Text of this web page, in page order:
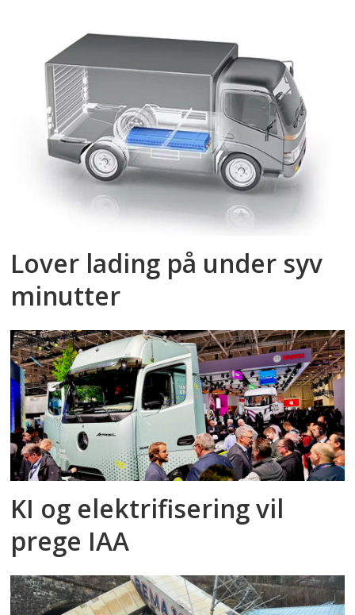
Lover lading på under syv
minutter
KI og elektrifisering vil
prege IAA